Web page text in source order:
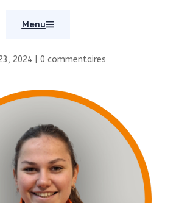
Menu
2024| 0 commentaires